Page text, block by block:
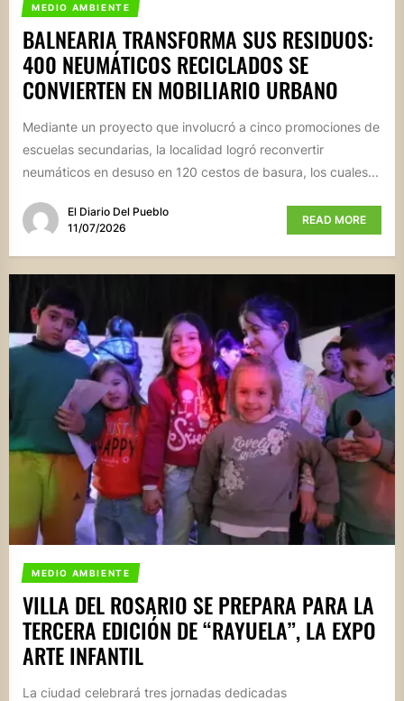
MEDIO AMBIENTE
BALNEARIA TRANSFORMA SUS RESIDUOS:
400 NEUMÁTICOS RECICLADOS SE
CONVIERTEN EN MOBILIARIO URBANO
Mediante un proyecto que involucró a cinco promociones de
escuelas secundarias, la localidad logró reconvertir
neumáticos en desuso en 120 cestos de basura, los cuales...
El Diario Del Pueblo
11/07/2026
READ MORE
MEDIO AMBIENTE
VILLA DEL ROSARIO SE PREPARA PARA LA
TERCERA EDICIÓN DE “RAYUELA”, LA EXPO
ARTE INFANTIL
La ciudad celebrará tres jornadas dedicadas